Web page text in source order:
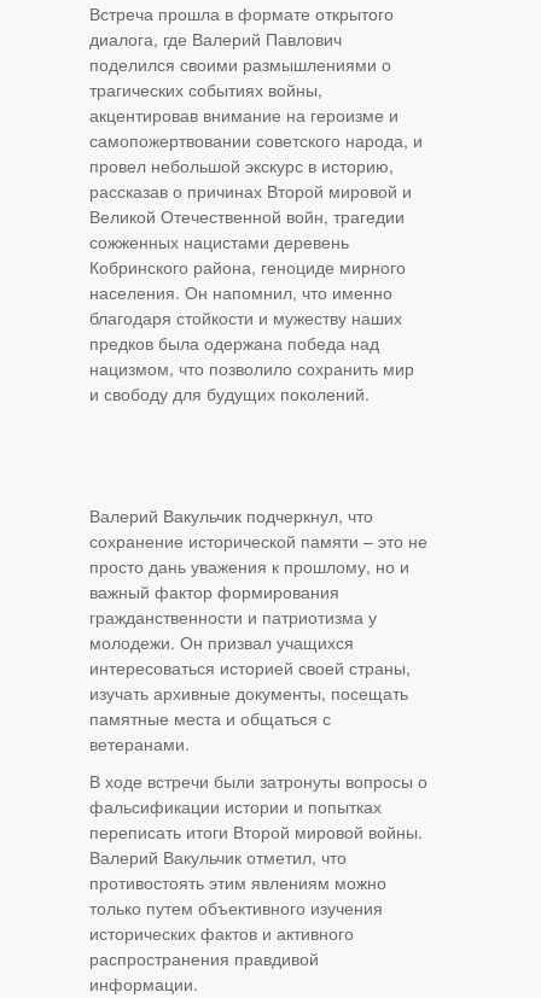
Встреча прошла в формате открытого
диалога, где Валерий Павлович
поделился своими размышлениями о
трагических событиях войны,
акцентировав внимание на героизме и
самопожертвовании советского народа, и
провел небольшой экскурс в историю,
рассказав о причинах Второй мировой и
Великой Отечественной войн, трагедии
сожженных нацистами деревень
Кобринского района, геноциде мирного
населения. Он напомнил, что именно
благодаря стойкости и мужеству наших
предков была одержана победа над
нацизмом, что позволило сохранить мир
и свободу для будущих поколений.
Валерий Вакульчик подчеркнул, что
сохранение исторической памяти – это не
просто дань уважения к прошлому, но и
важный фактор формирования
гражданственности и патриотизма у
молодежи. Он призвал учащихся
интересоваться историей своей страны,
изучать архивные документы, посещать
памятные места и общаться с
ветеранами.
В ходе встречи были затронуты вопросы о
фальсификации истории и попытках
переписать итоги Второй мировой войны.
Валерий Вакульчик отметил, что
противостоять этим явлениям можно
только путем объективного изучения
исторических фактов и активного
распространения правдивой
информации.